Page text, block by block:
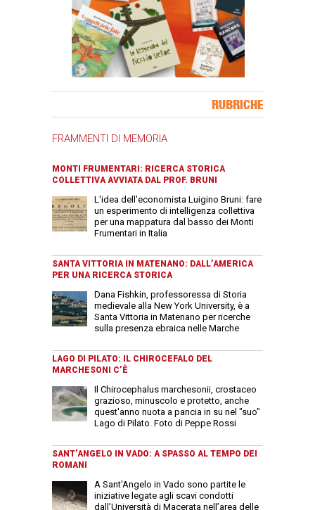
RUBRICHE
FRAMMENTI DI MEMORIA
MONTI FRUMENTARI: RICERCA STORICA
COLLETTIVA AVVIATA DAL PROF. BRUNI
L'idea dell'economista Luigino Bruni: fare
un esperimento di intelligenza collettiva
per una mappatura dal basso dei Monti
Frumentari in Italia
SANTA VITTORIA IN MATENANO: DALL’AMERICA
PER UNA RICERCA STORICA
Dana Fishkin, professoressa di Storia
medievale alla New York University, è a
Santa Vittoria in Matenano per ricerche
sulla presenza ebraica nelle Marche
LAGO DI PILATO: IL CHIROCEFALO DEL
MARCHESONI C’È
Il Chirocephalus marchesonii, crostaceo
grazioso, minuscolo e protetto, anche
quest'anno nuota a pancia in su nel "suo"
Lago di Pilato. Foto di Peppe Rossi
SANT’ANGELO IN VADO: A SPASSO AL TEMPO DEI
ROMANI
A Sant’Angelo in Vado sono partite le
iniziative legate agli scavi condotti
dall’Università di Macerata nell’area delle